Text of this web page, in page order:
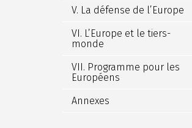
V. La défense de l’Europe
VI. L’Europe et le tiers-
monde
VII. Programme pour les
Européens
Annexes